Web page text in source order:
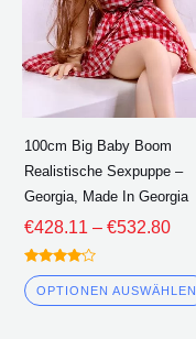
100cm Big Baby Boom
Realistische Sexpuppe –
Georgia, Made In Georgia
€428.11 – €532.80
Bewertet
4.00
von 5
OPTIONEN AUSWÄHLEN